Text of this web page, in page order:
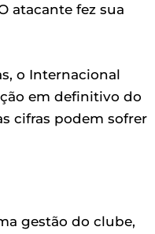
atacante fez sua
o Internacional
em definitivo do
cifras podem sofrer
gestão do clube,